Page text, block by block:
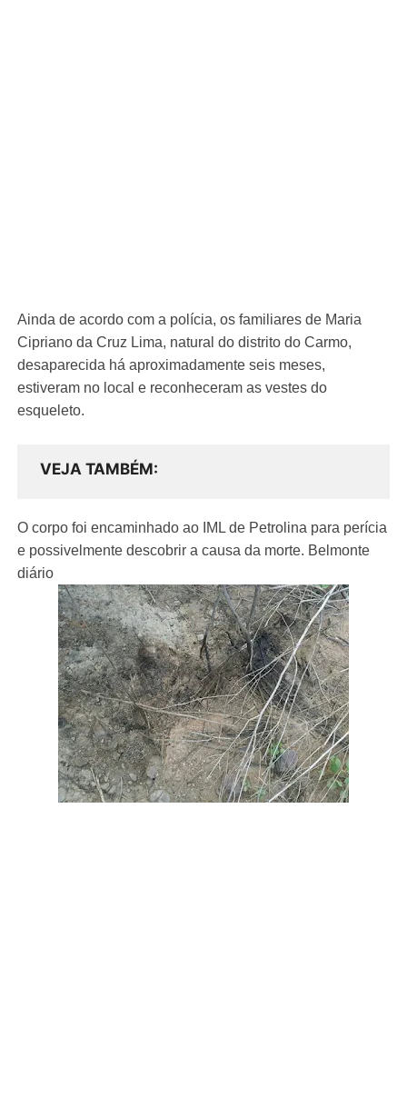
Ainda de acordo com a polícia, os familiares de Maria
Cipriano da Cruz Lima, natural do distrito do Carmo,
desaparecida há aproximadamente seis meses,
estiveram no local e reconheceram as vestes do
esqueleto.
VEJA TAMBÉM
O corpo foi encaminhado ao IML de Petrolina para perícia
e possivelmente descobrir a causa da morte. Belmonte
diário